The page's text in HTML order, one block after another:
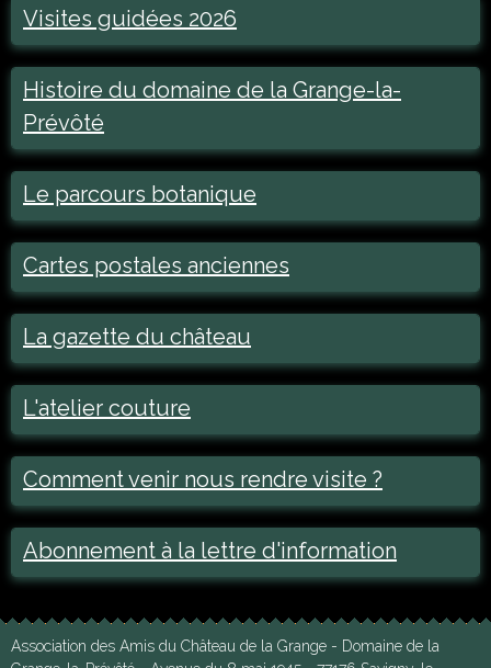
Visites guidées 2026
Histoire du domaine de la Grange-la-
Prévôté
Le parcours botanique
Cartes postales anciennes
La gazette du château
L'atelier couture
Comment venir nous rendre visite ?
Abonnement à la lettre d'information
Association des Amis du Château de la Grange - Domaine de la